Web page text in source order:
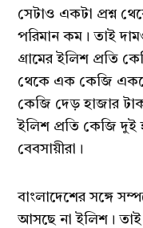
সেটাও একটা প্রশ্ন
পরিমান কম। তাই
গ্রামের ইলিশ প্রতি
থেকে এক কেজি
কেজি দেড় হাজার
ইলিশ প্রতি কেজি দুই
বেবসায়ীরা।
বাংলাদেশের সঙ্গে
আসছে না ইলিশ।